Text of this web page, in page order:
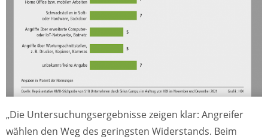
„Die Untersuchungsergebnisse zeigen klar: Angreifer
wählen den Weg des geringsten Widerstands. Beim